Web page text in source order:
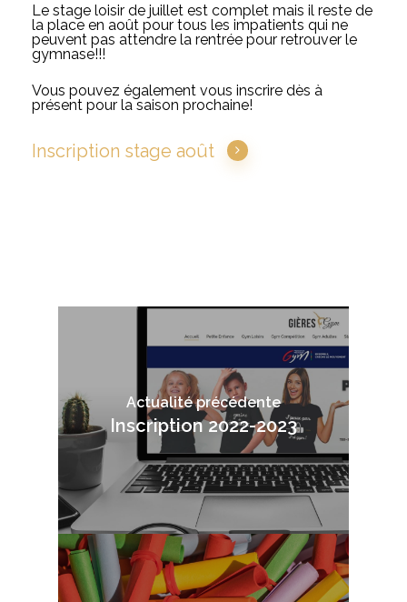
Le stage loisir de juillet est complet mais il reste de
la place en août pour tous les impatients qui ne
peuvent pas attendre la rentrée pour retrouver le
gymnase!!!
Vous pouvez également vous inscrire dès à
présent pour la saison prochaine!
Inscription stage août
Actualité précédente
Inscription 2022-2023